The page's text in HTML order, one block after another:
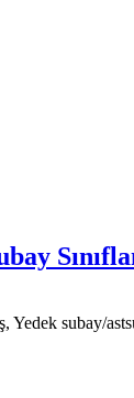
Yedek subay/